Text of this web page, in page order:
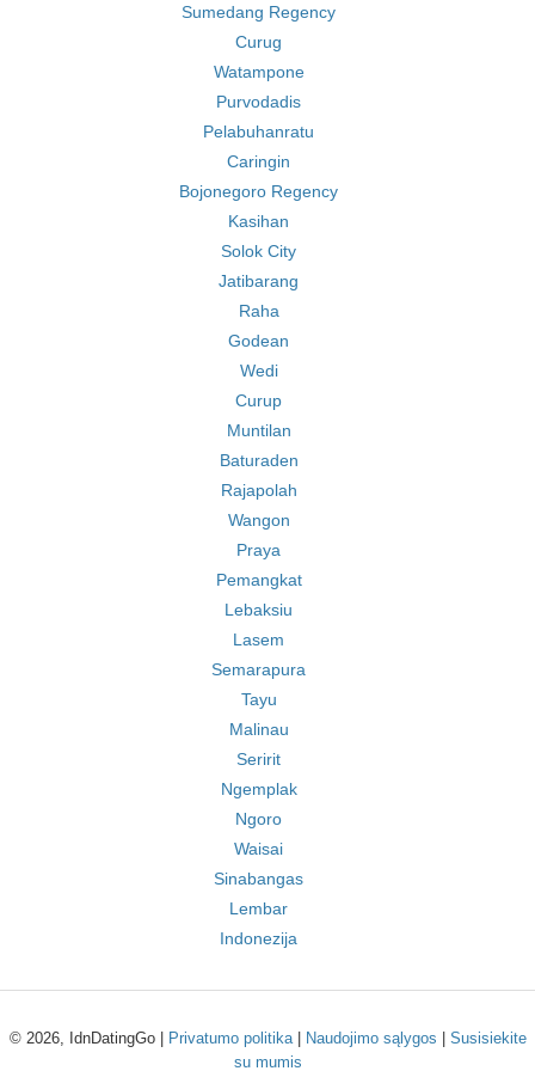
Sumedang Regency
Curug
Watampone
Purvodadis
Pelabuhanratu
Caringin
Bojonegoro Regency
Kasihan
Solok City
Jatibarang
Raha
Godean
Wedi
Curup
Muntilan
Baturaden
Rajapolah
Wangon
Praya
Pemangkat
Lebaksiu
Lasem
Semarapura
Tayu
Malinau
Seririt
Ngemplak
Ngoro
Waisai
Sinabangas
Lembar
Indonezija
© 2026, IdnDatingGo | Privatumo politika| Naudojimo sąlygos
Susisiekite
su mumis